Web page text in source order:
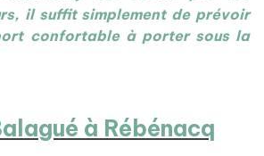
il suffit simplement de prévoir
confortable à porter sous la
à Rébénacq